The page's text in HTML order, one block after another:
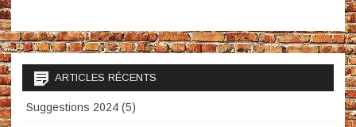
ARTICLES RÉCENTS
Suggestions 2024 (5)